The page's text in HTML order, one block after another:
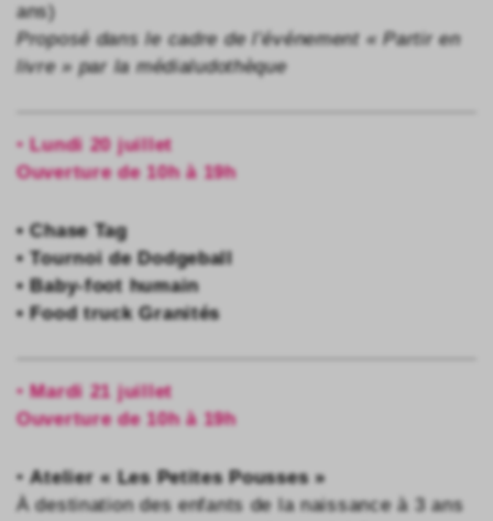
ans)
Proposé dans le cadre de l’événement « Partir en
livre » par la médialudothèque
•Lundi 20 juillet
Ouverture de 10h à 19h
• Chase Tag
• Tournoi de Dodgeball
• Baby-foot humain
• Food truck Granités
•Mardi 21 juillet
Ouverture de 10h à 19h
•Atelier « Les Petites Pousses »
À destination des enfants de la naissance à 3 ans